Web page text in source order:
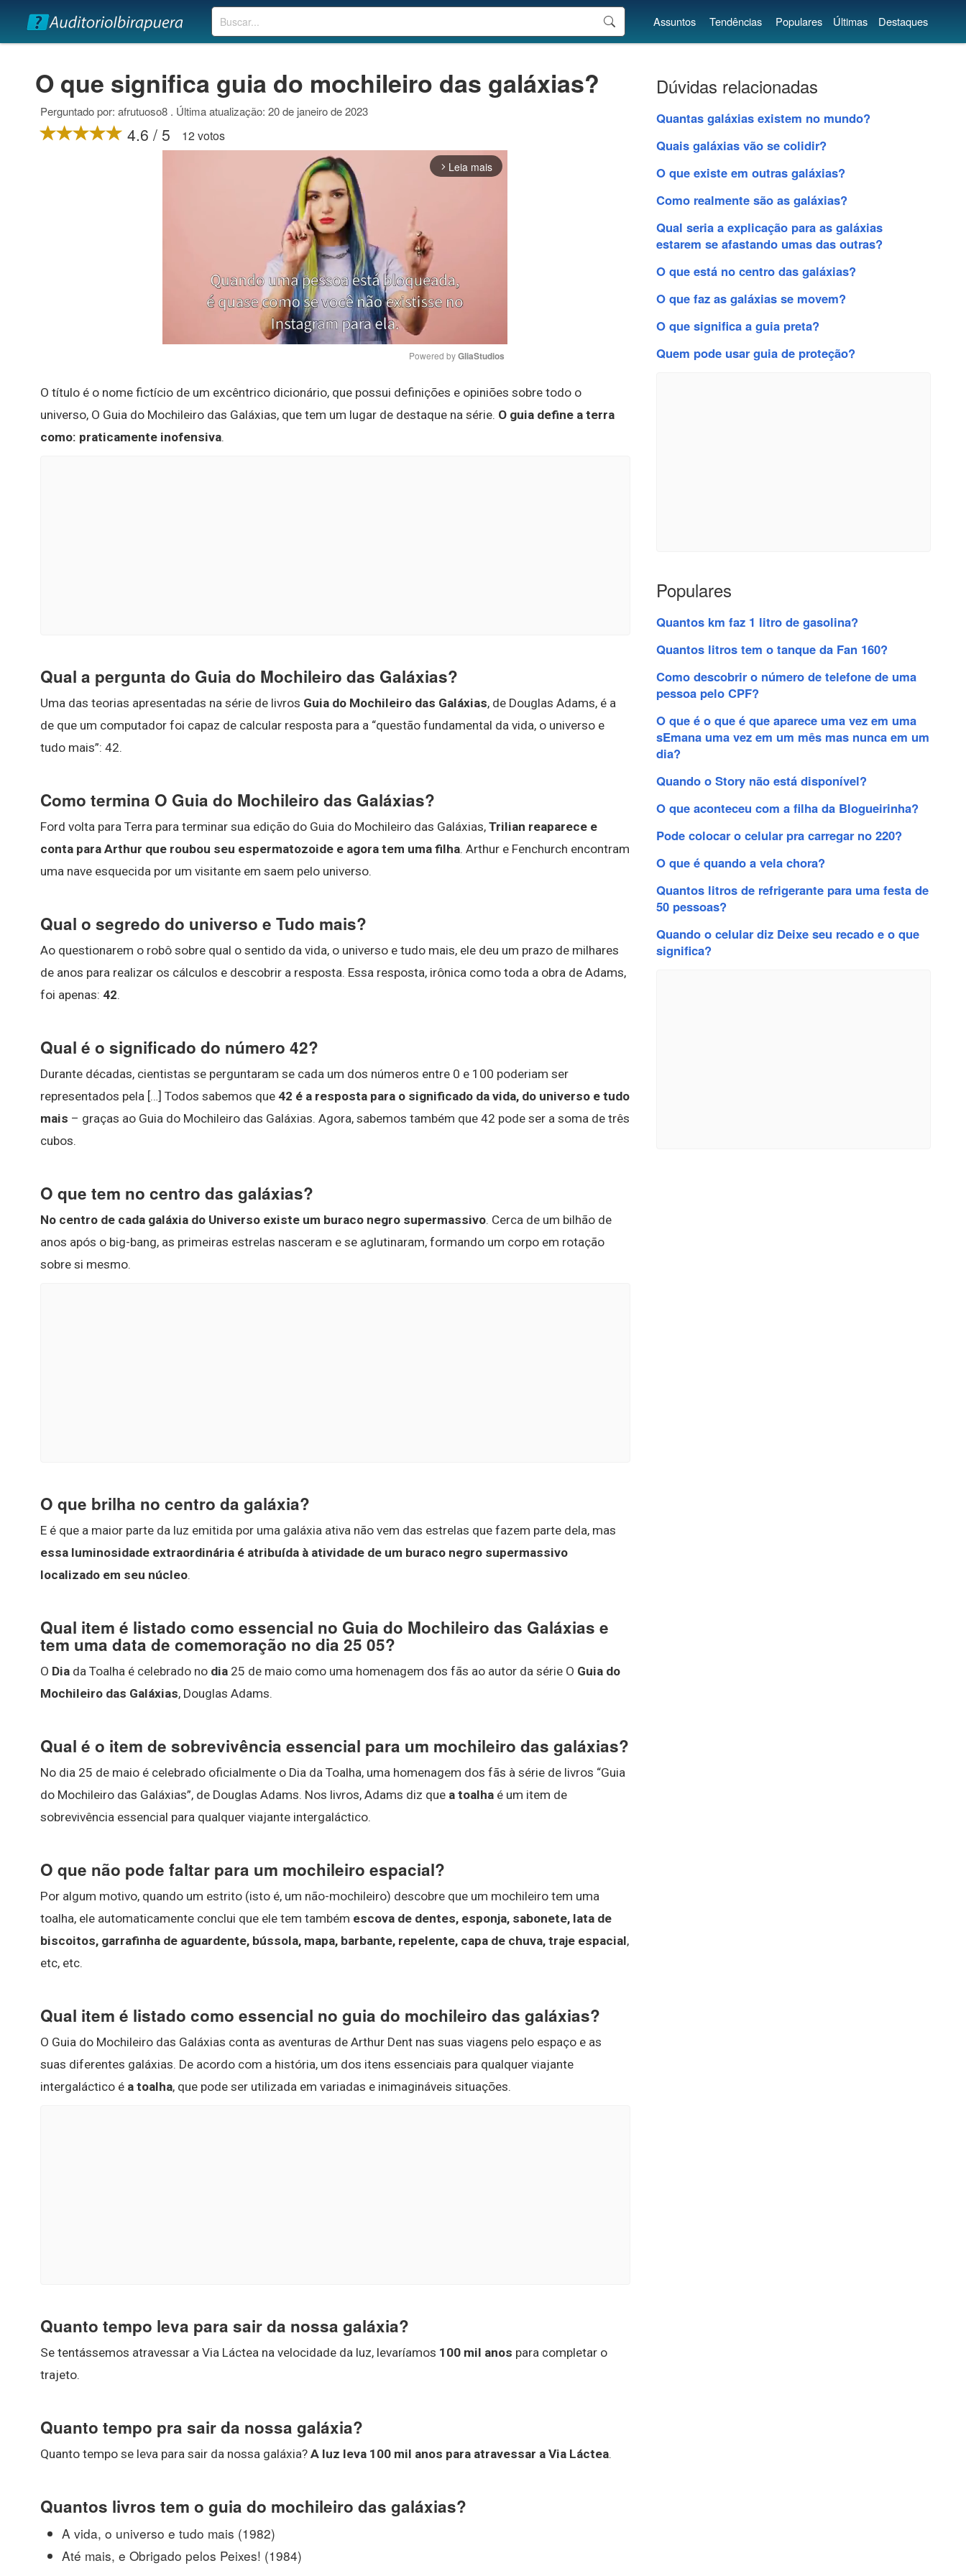
Buscar Assuntos Tendências Populares Últimas Destaques
O que significa guia do mochileiro das galáxias?
Perguntado por: afrutuoso8 . Última atualização: 20 de janeiro de 2023
4.6 / 5 12 votos
arrow_forward_ios Leia mais
Mute
Powered by GliaStudios
O título é o nome fictício de um excêntrico dicionário, que possui definições e opiniões sobre todo o
universo, O Guia do Mochileiro das Galáxias, que tem um lugar de destaque na série. O guia define a terra
como: praticamente inofensiva.
Qual a pergunta do Guia do Mochileiro das Galáxias?
Uma das teorias apresentadas na série de livros Guia do Mochileiro das Galáxias, de Douglas Adams, é a
de que um computador foi capaz de calcular resposta para a “questão fundamental da vida, o universo e
tudo mais”: 42.
Como termina O Guia do Mochileiro das Galáxias?
Ford volta para Terra para terminar sua edição do Guia do Mochileiro das Galáxias, Trilian reaparece e
conta para Arthur que roubou seu espermatozoide e agora tem uma filha. Arthur e Fenchurch encontram
uma nave esquecida por um visitante em saem pelo universo.
Qual o segredo do universo e Tudo mais?
Ao questionarem o robô sobre qual o sentido da vida, o universo e tudo mais, ele deu um prazo de milhares
de anos para realizar os cálculos e descobrir a resposta. Essa resposta, irônica como toda a obra de Adams,
foi apenas: 42.
Qual é o significado do número 42?
Durante décadas, cientistas se perguntaram se cada um dos números entre 0 e 100 poderiam ser
representados pela […] Todos sabemos que 42 é a resposta para o significado da vida, do universo e tudo
mais – graças ao Guia do Mochileiro das Galáxias. Agora, sabemos também que 42 pode ser a soma de três
cubos.
O que tem no centro das galáxias?
No centro de cada galáxia do Universo existe um buraco negro supermassivo. Cerca de um bilhão de
anos após o big-bang, as primeiras estrelas nasceram e se aglutinaram, formando um corpo em rotação
sobre si mesmo.
O que brilha no centro da galáxia?
E é que a maior parte da luz emitida por uma galáxia ativa não vem das estrelas que fazem parte dela, mas
essa luminosidade extraordinária é atribuída à atividade de um buraco negro supermassivo
localizado em seu núcleo.
Qual item é listado como essencial no Guia do Mochileiro das Galáxias e
tem uma data de comemoração no dia 25 05?
O Dia da Toalha é celebrado no dia 25 de maio como uma homenagem dos fãs ao autor da série O Guia do
Mochileiro das Galáxias, Douglas Adams.
Qual é o item de sobrevivência essencial para um mochileiro das galáxias?
No dia 25 de maio é celebrado oficialmente o Dia da Toalha, uma homenagem dos fãs à série de livros “Guia
do Mochileiro das Galáxias”, de Douglas Adams. Nos livros, Adams diz que a toalha é um item de
sobrevivência essencial para qualquer viajante intergaláctico.
O que não pode faltar para um mochileiro espacial?
Por algum motivo, quando um estrito (isto é, um não-mochileiro) descobre que um mochileiro tem uma
toalha, ele automaticamente conclui que ele tem também escova de dentes, esponja, sabonete, lata de
biscoitos, garrafinha de aguardente, bússola, mapa, barbante, repelente, capa de chuva, traje espacial,
etc, etc.
Qual item é listado como essencial no guia do mochileiro das galáxias?
O Guia do Mochileiro das Galáxias conta as aventuras de Arthur Dent nas suas viagens pelo espaço e as
suas diferentes galáxias. De acordo com a história, um dos itens essenciais para qualquer viajante
intergaláctico é a toalha, que pode ser utilizada em variadas e inimagináveis situações.
Quanto tempo leva para sair da nossa galáxia?
Se tentássemos atravessar a Via Láctea na velocidade da luz, levaríamos 100 mil anos para completar o
trajeto.
Quanto tempo pra sair da nossa galáxia?
Quanto tempo se leva para sair da nossa galáxia? A luz leva 100 mil anos para atravessar a Via Láctea.
Quantos livros tem o guia do mochileiro das galáxias?
A vida, o universo e tudo mais (1982)
Até mais, e Obrigado pelos Peixes! (1984)
Dúvidas relacionadas
Quantas galáxias existem no mundo?
Quais galáxias vão se colidir?
O que existe em outras galáxias?
Como realmente são as galáxias?
Qual seria a explicação para as galáxias
estarem se afastando umas das outras?
O que está no centro das galáxias?
O que faz as galáxias se movem?
O que significa a guia preta?
Quem pode usar guia de proteção?
Populares
Quantos km faz 1 litro de gasolina?
Quantos litros tem o tanque da Fan 160?
Como descobrir o número de telefone de uma
pessoa pelo CPF?
O que é o que é que aparece uma vez em uma
sEmana uma vez em um mês mas nunca em um
dia?
Quando o Story não está disponível?
O que aconteceu com a filha da Blogueirinha?
Pode colocar o celular pra carregar no 220?
O que é quando a vela chora?
Quantos litros de refrigerante para uma festa de
50 pessoas?
Quando o celular diz Deixe seu recado e o que
significa?